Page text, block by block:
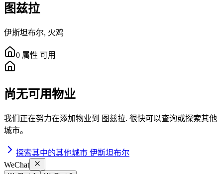
图兹拉
伊斯坦布尔, 火鸡
0 属性 可用
尚无可用物业
我们正在努力在添加物业到 图兹拉. 很快可以查询或探索其他
城市。
探索其中的其他城市 伊斯坦布尔
WeChat